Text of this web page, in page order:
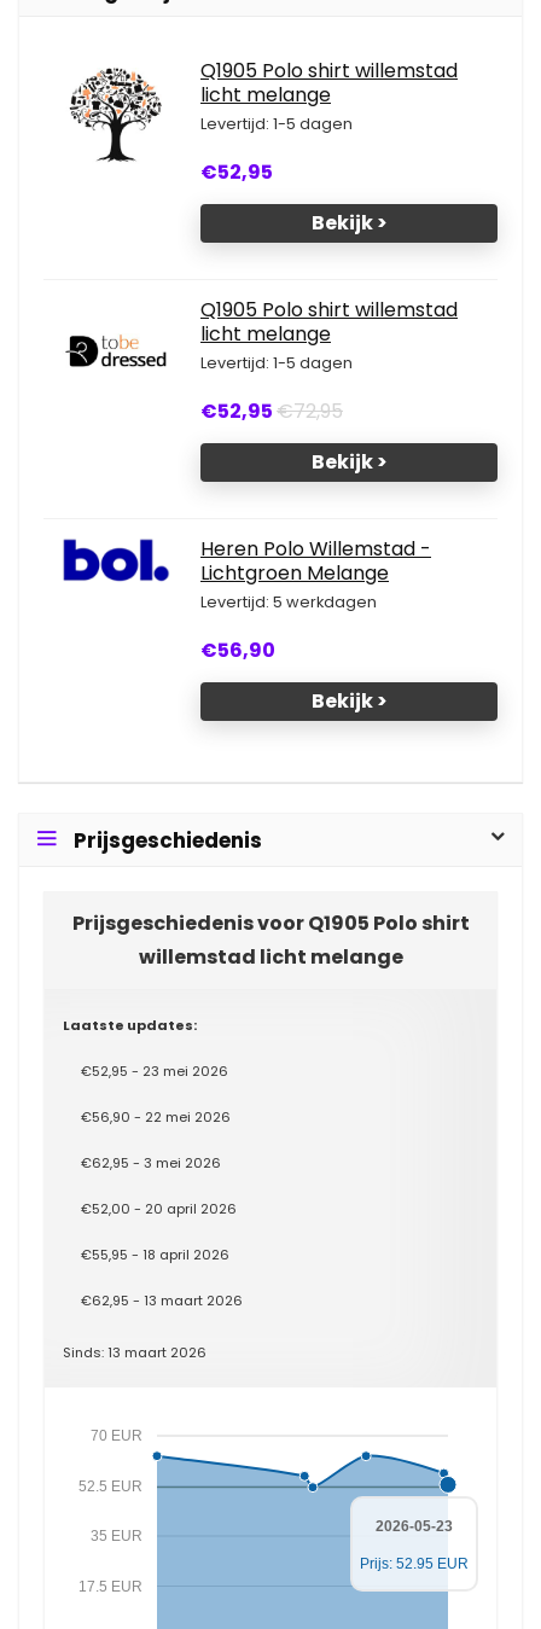
Q1905 Polo shirt willemstad
licht melange
Levertijd: 1-5 dagen
€52,95
Bekijk >
Q1905 Polo shirt willemstad
licht melange
Levertijd: 1-5 dagen
€52,95€72,95
Bekijk >
Heren Polo Willemstad -
Lichtgroen Melange
Levertijd: 5 werkdagen
€56,90
Bekijk >
Prijsgeschiedenis
Prijsgeschiedenis voor Q1905 Polo shirt
willemstad licht melange
Laatste updates:
€52,95 - 23 mei 2026
€56,90 - 22 mei 2026
€62,95 - 3 mei 2026
€52,00 - 20 april 2026
€55,95 - 18 april 2026
€62,95 - 13 maart 2026
Sinds: 13 maart 2026
17.5 EUR
35 EUR
52.5 EUR
70 EUR
2026-05-23
Prijs: 52.95 EUR